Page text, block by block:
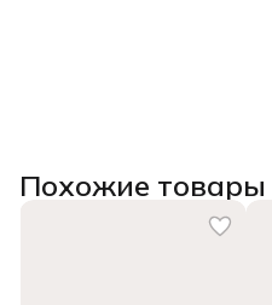
Похожие товары